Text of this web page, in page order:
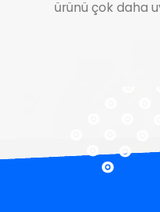
ürünü çok daha